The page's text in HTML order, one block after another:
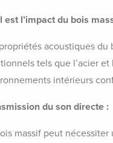
est l’impact du bois
acoustiques
tels que l’acier
intérieurs
du son directe :
massif peut